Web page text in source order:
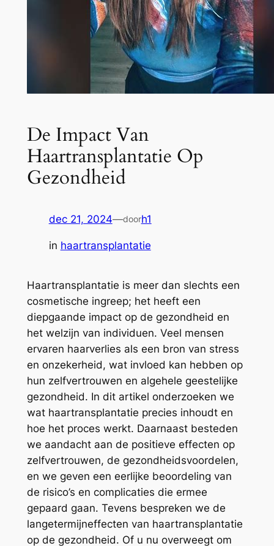
De Impact Van
Haartransplantatie Op
Gezondheid
dec 21, 2024—doorh1
in haartransplantatie
Haartransplantatie is meer dan slechts een
cosmetische ingreep; het heeft een
diepgaande impact op de gezondheid en
het welzijn van individuen. Veel mensen
ervaren haarverlies als een bron van stress
en onzekerheid, wat invloed kan hebben op
hun zelfvertrouwen en algehele geestelijke
gezondheid. In dit artikel onderzoeken we
wat haartransplantatie precies inhoudt en
hoe het proces werkt. Daarnaast besteden
we aandacht aan de positieve effecten op
zelfvertrouwen, de gezondheidsvoordelen,
en we geven een eerlijke beoordeling van
de risico’s en complicaties die ermee
gepaard gaan. Tevens bespreken we de
langetermijneffecten van haartransplantatie
op de gezondheid. Of u nu overweegt om